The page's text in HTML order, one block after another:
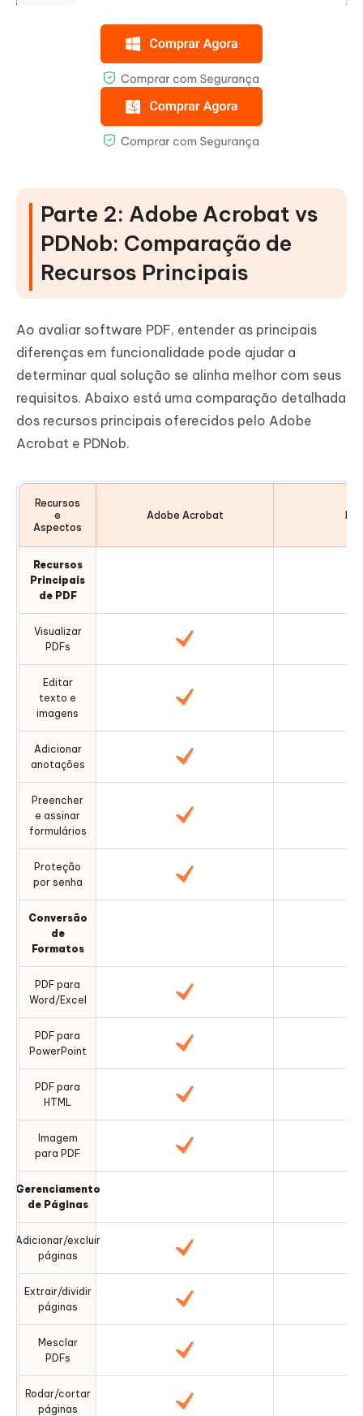
Parte 2: Adobe Acrobat vs
PDNob: Comparação de
Recursos Principais
Ao avaliar software PDF, entender as principais
diferenças em funcionalidade pode ajudar a
determinar qual solução se alinha melhor com seus
requisitos. Abaixo está uma comparação detalhada
dos recursos principais oferecidos pelo Adobe
Acrobat e PDNob.
Recursos
e
Aspectos
Adobe Acrobat
Recursos
Principais
de PDF
Visualizar
PDFs
Editar
texto e
imagens
Adicionar
anotações
Preencher
e assinar
formulários
Proteção
por senha
Conversão
de
Formatos
PDF para
Word/Excel
PDF para
PowerPoint
PDF para
HTML
Imagem
para PDF
Gerenciamento
de Páginas
Adicionar/excluir
páginas
Extrair/dividir
páginas
Mesclar
PDFs
Rodar/cortar
páginas